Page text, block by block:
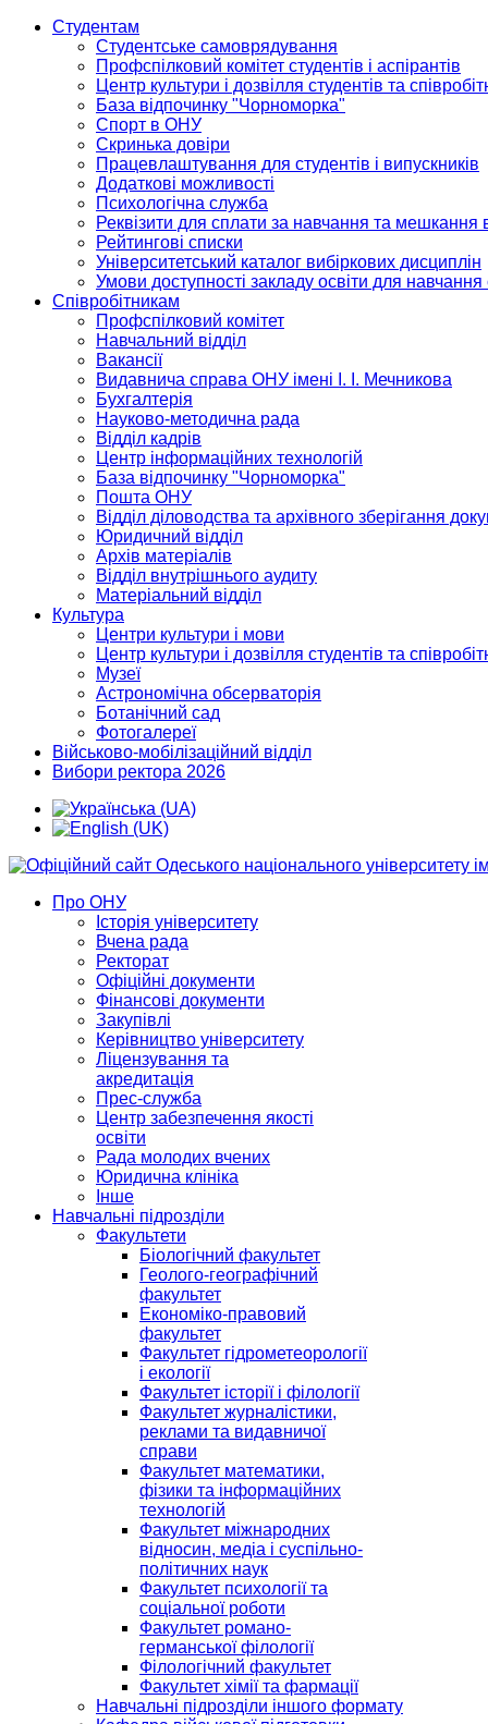
Студентам
Студентське самоврядування
Профспілковий комітет студентів і аспірантів
Центр культури і дозвілля студентів та
База відпочинку "Чорноморка"
Спорт в ОНУ
Скринька довіри
Працевлаштування для студентів і випускників
Додаткові можливості
Психологічна служба
Реквізити для сплати за навчання та мешкання
Рейтингові списки
Університетський каталог вибіркових дисциплін
Умови доступності закладу освіти для
Співробітникам
Профспілковий комітет
Навчальний відділ
Вакансії
Видавнича справа ОНУ імені І. І. Мечникова
Бухгалтерія
Науково-методична рада
Відділ кадрів
Центр інформаційних технологій
База відпочинку "Чорноморка"
Пошта ОНУ
Відділ діловодства та архівного зберігання
Юридичний відділ
Архів матеріалів
Відділ внутрішнього аудиту
Матеріальний відділ
Культура
Центри культури і мови
Центр культури і дозвілля студентів та
Музеї
Астрономічна обсерваторія
Ботанічний сад
Фотогалереї
Військово-мобілізаційний відділ
Вибори ректора 2026
Про ОНУ
Історія університету
Вчена рада
Ректорат
Офіційні документи
Фінансові документи
Закупівлі
Керівництво університету
Ліцензування та
акредитація
Прес-служба
Центр забезпечення якості
освіти
Рада молодих вчених
Юридична клініка
Інше
Навчальні підрозділи
Факультети
Біологічний факультет
Геолого-географічний
факультет
Економіко-правовий
факультет
Факультет гідрометеорології
і екології
Факультет історії і філології
Факультет журналістики,
реклами та видавничої
справи
Факультет математики,
фізики та інформаційних
технологій
Факультет міжнародних
відносин, медіа і суспільно-
політичних наук
Факультет психології та
соціальної роботи
Факультет романо-
германської філології
Філологічний факультет
Факультет хімії та фармації
Навчальні підрозділи іншого формату